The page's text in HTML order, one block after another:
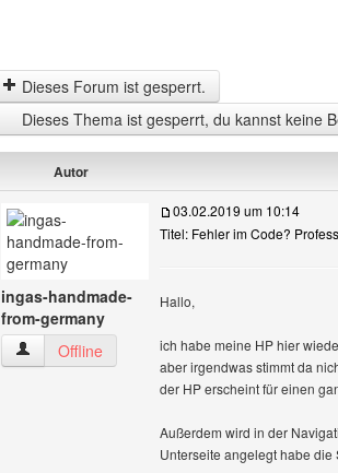
Dieses Forum ist gesperrt.
Dieses Thema ist gesperrt, du kannst keine
Autor
ingas-handmade-
from-germany
ingas-handmade-from-germany Benutzer-
Offline
03.02.2019 um 10:14
Titel: Fehler im Code?
Hallo,
ich habe meine HP hier
aber irgendwas stimmt da
der HP erscheint für einen
Außerdem wird in der
Unterseite angelegt habe die